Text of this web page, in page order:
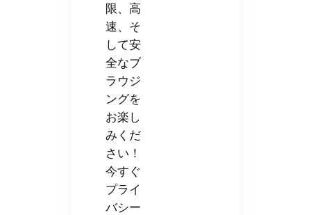
限、高
速、そ
して安
全なブ
ラウジ
ングを
お楽し
みくだ
さい！
今すぐ
プライ
バシー